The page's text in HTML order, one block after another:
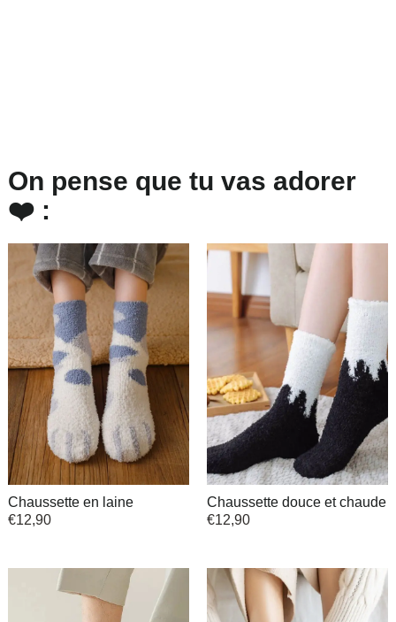
On pense que tu vas adorer
❤️ :
Chaussette en laine
€12,90
Chaussette douce et chaude
€12,90